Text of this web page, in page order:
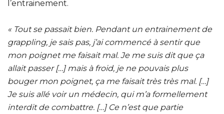
l’entrainement.
« Tout se passait bien. Pendant un entrainement de
grappling, je sais pas, j’ai commencé à sentir que
mon poignet me faisait mal. Je me suis dit que ça
allait passer […] mais à froid, je ne pouvais plus
bouger mon poignet, ça me faisait très très mal. […]
Je suis allé voir un médecin, qui m’a formellement
interdit de combattre. […] Ce n’est que partie